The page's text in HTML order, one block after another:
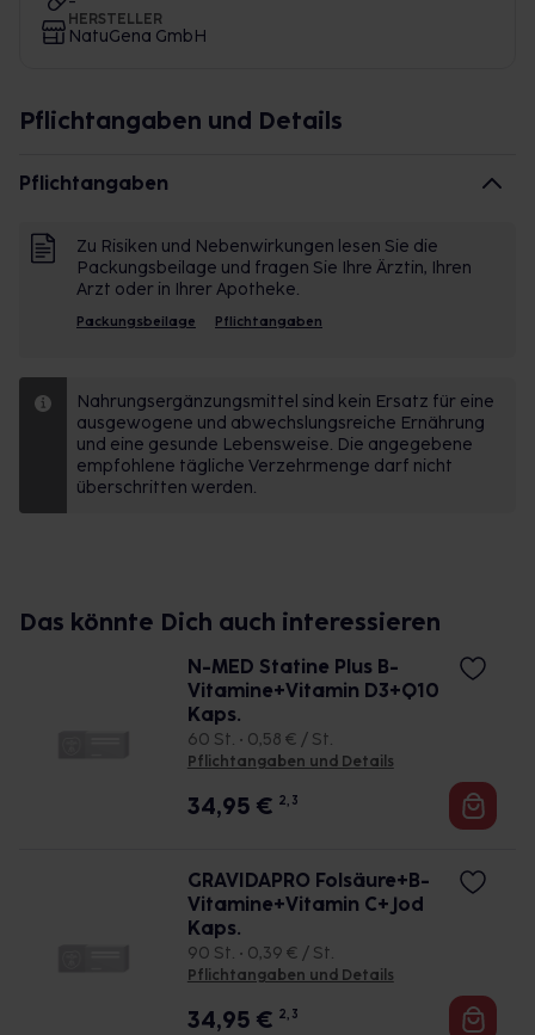
HERSTELLER
NatuGena GmbH
Pflichtangaben und Details
Pflichtangaben
Zu Risiken und Nebenwirkungen lesen Sie die
Packungsbeilage und fragen Sie Ihre Ärztin, Ihren
Arzt oder in Ihrer Apotheke.
Packungsbeilage Pflichtangaben
Nahrungsergänzungsmittel sind kein Ersatz für eine
ausgewogene und abwechslungsreiche Ernährung
und eine gesunde Lebensweise. Die angegebene
empfohlene tägliche Verzehrmenge darf nicht
überschritten werden.
Das könnte Dich auch interessieren
N-MED Statine Plus B-
Vitamine+Vitamin D3+Q10
Kaps.
60 St. • 0,58 € / St.
Pflichtangaben und Details
34,95 € 2, 3
GRAVIDAPRO Folsäure+B-
Vitamine+Vitamin C+Jod
Kaps.
90 St. • 0,39 € / St.
Pflichtangaben und Details
34,95 € 2, 3